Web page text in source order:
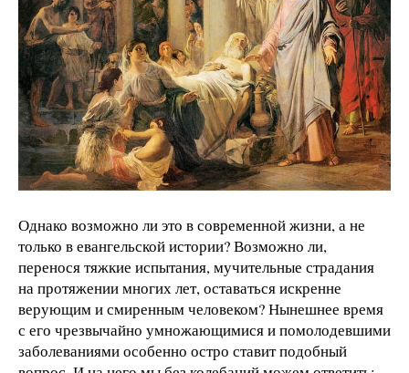
Однако возможно ли это в современной жизни, а не
только в евангельской истории? Возможно ли,
перенося тяжкие испытания, мучительные страдания
на протяжении многих лет, оставаться искренне
верующим и смиренным человеком? Нынешнее время
с его чрезвычайно умножающимися и помолодевшими
заболеваниями особенно остро ставит подобный